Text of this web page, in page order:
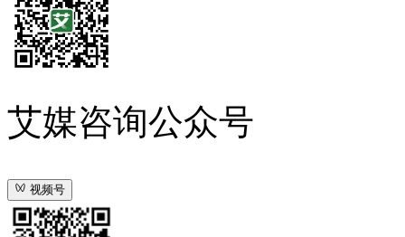
艾媒咨询公众号
视频号